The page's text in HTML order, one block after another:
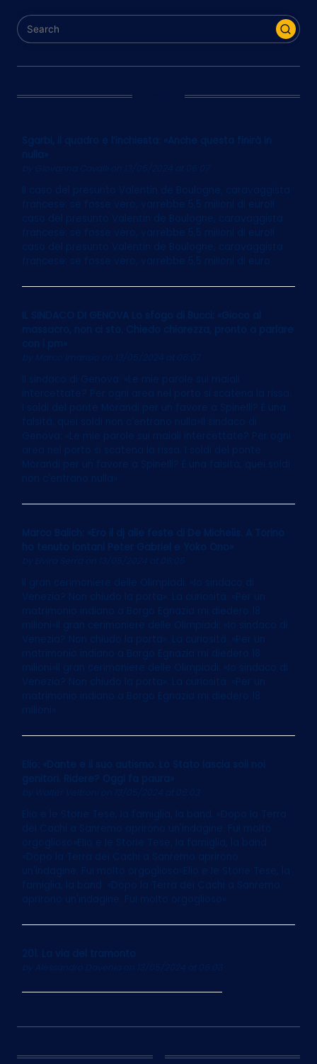
Sgarbi, il quadro e l’inchiesta: «Anche questa finirà in
nulla»
on 13/05/2024 at 06:07
Il caso del presunto Valentin de Boulogne, caravaggista
francese: se fosse vero, varrebbe 5,5 milioni di euroIl
caso del presunto Valentin de Boulogne, caravaggista
francese: se fosse vero, varrebbe 5,5 milioni di euroIl
caso del presunto Valentin de Boulogne, caravaggista
francese: se fosse vero, varrebbe 5,5 milioni di euro
IL SINDACO DI GENOVA Lo sfogo di Bucci: «Gioco al
massacro, non ci sto. Chiedo chiarezza, pronto a parlare
con i pm»
Marco Imarisio on 13/05/2024 at 06:07
Il sindaco di Genova: «Le mie parole sui maiali
intercettate? Per ogni area nel porto si scatena la rissa.
I soldi del ponte Morandi per un favore a Spinelli? È una
falsità, quei soldi non c’entrano nulla»Il sindaco di
Genova: «Le mie parole sui maiali intercettate? Per ogni
area nel porto si scatena la rissa. I soldi del ponte
Morandi per un favore a Spinelli? È una falsità, quei soldi
non c’entrano nulla»
Marco Balich: «Ero il dj alle feste di De Michelis. A Torino
ho tenuto lontani Peter Gabriel e Yoko Ono»
on 13/05/2024 at 06:05
Il gran cerimoniere delle Olimpiadi: «Io sindaco di
Venezia? Non chiudo la porta». La curiosità: «Per un
matrimonio indiano a Borgo Egnazia mi diedero 18
milioni»Il gran cerimoniere delle Olimpiadi: «Io sindaco di
Venezia? Non chiudo la porta». La curiosità: «Per un
matrimonio indiano a Borgo Egnazia mi diedero 18
milioni»Il gran cerimoniere delle Olimpiadi: «Io sindaco di
Venezia? Non chiudo la porta». La curiosità: «Per un
matrimonio indiano a Borgo Egnazia mi diedero 18
Elio: «Dante e il suo autismo. Lo Stato lascia soli noi
genitori. Ridere? Oggi fa paura»
Walter Veltroni on 13/05/2024 at 06:03
Elio e le Storie Tese, la famiglia, la band. «Dopo la Terra
dei Cachi a Sanremo aprirono un'indagine. Fui molto
orgoglioso»Elio e le Storie Tese, la famiglia, la band.
«Dopo la Terra dei Cachi a Sanremo aprirono
un'indagine. Fui molto orgoglioso»Elio e le Storie Tese, la
famiglia, la band. «Dopo la Terra dei Cachi a Sanremo
aprirono un'indagine. Fui molto orgoglioso»
201. La via del tramonto
on 13/05/2024 at 06:03
12